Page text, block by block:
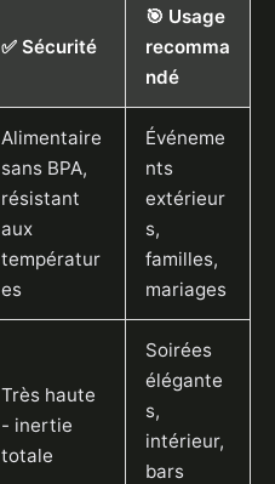
✅ Sécurité
🎯 Usage
recomma
ndé
Alimentaire
sans BPA,
résistant
aux
températur
es
Événeme
nts
extérieur
s,
familles,
mariages
Très haute
- inertie
totale
Soirées
élégante
s,
intérieur,
bars